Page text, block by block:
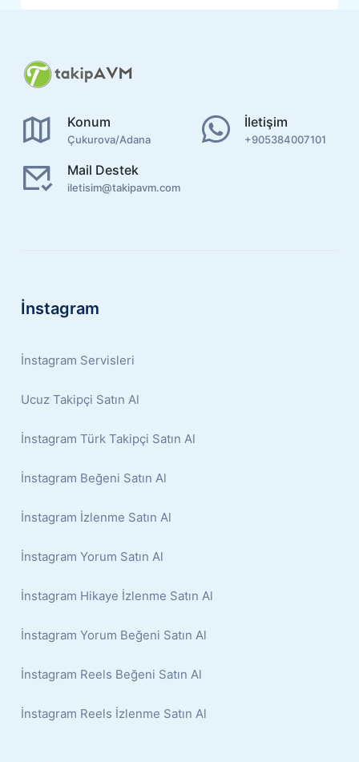
Konum
Çukurova/Adana
İletişim
+905384007101
Mail Destek
iletisim@takipavm.com
İnstagram
İnstagram Servisleri
Ucuz Takipçi Satın Al
İnstagram Türk Takipçi Satın Al
İnstagram Beğeni Satın Al
İnstagram İzlenme Satın Al
İnstagram Yorum Satın Al
İnstagram Hikaye İzlenme Satın Al
İnstagram Yorum Beğeni Satın Al
İnstagram Reels Beğeni Satın Al
İnstagram Reels İzlenme Satın Al